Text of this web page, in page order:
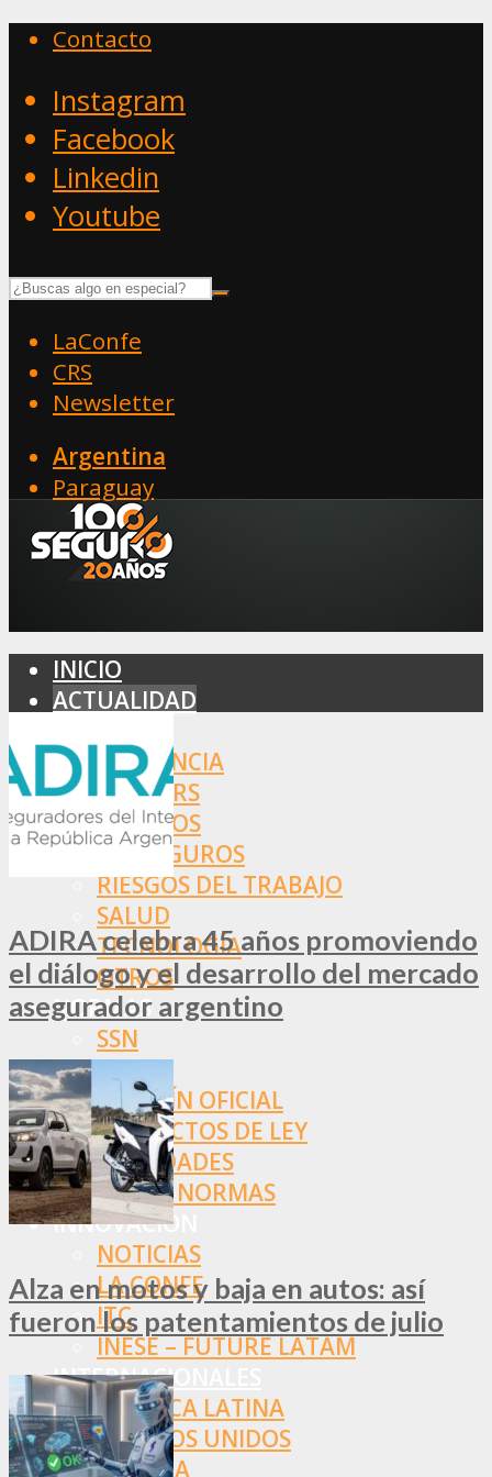
Contacto
Instagram
Facebook
Linkedin
Youtube
LaConfe
CRS
Newsletter
Argentina
Paraguay
INICIO
ACTUALIDAD
ASISTENCIA
BROKERS
SEGUROS
REASEGUROS
RIESGOS DEL TRABAJO
SALUD
TECNOLOGÍA
OTROS
NORMAS
SSN
SRT
BOLETÍN OFICIAL
PROYECTOS DE LEY
SOCIEDADES
OTRAS NORMAS
INNOVACIÓN
NOTICIAS
LA CONFE
ITC
INESE – FÜTURE LATAM
INTERNACIONALES
AMÉRICA LATINA
ESTADOS UNIDOS
EUROPA
ADIRA celebra 45 años promoviendo
el diálogo y el desarrollo del mercado
asegurador argentino
Alza en motos y baja en autos: así
fueron los patentamientos de julio